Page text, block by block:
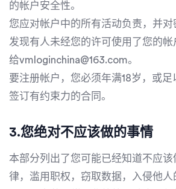
的帐户安全性。
您应对帐户中的所有活动负责，并
发现有人未经您的许可使用了您的
给vmloginchina@163.com。
要注册帐户，您必须年满18岁，或
签订有约束力的合同。
3.您绝对不应该做的事情
本部分列出了您可能已经知道不应
律，滥用职权，窃取数据，入侵他